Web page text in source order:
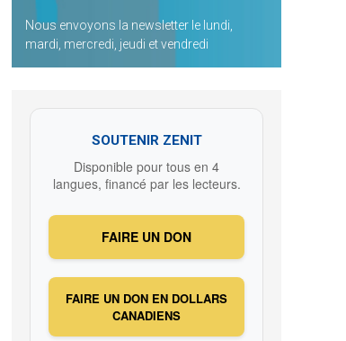
Nous envoyons la newsletter le lundi,
mardi, mercredi, jeudi et vendredi
SOUTENIR ZENIT
Disponible pour tous en 4
langues, financé par les lecteurs.
FAIRE UN DON
FAIRE UN DON EN DOLLARS
CANADIENS